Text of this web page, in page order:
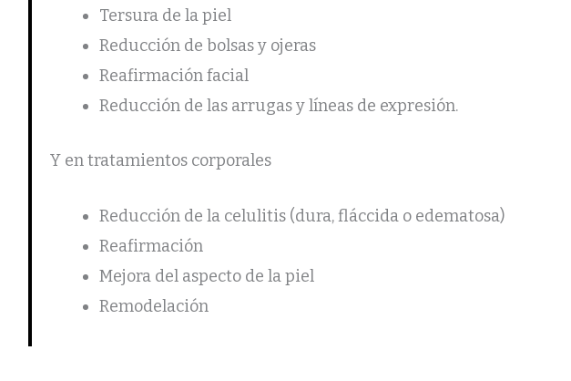
Tersura de la piel
Reducción de bolsas y ojeras
Reafirmación facial
Reducción de las arrugas y líneas de expresión.
Y en tratamientos corporales
Reducción de la celulitis (dura, fláccida o edematosa)
Reafirmación
Mejora del aspecto de la piel
Remodelación